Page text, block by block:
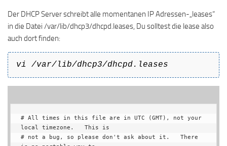
Der DHCP Server schreibt alle momentanen IP Adressen-„leases“
in die Datei /var/lib/dhcp3/dhcpd.leases, Du solltest die lease also
auch dort finden:
vi /var/lib/dhcp3/dhcpd.leases
# All times in this file are in UTC (GMT), not your
local timezone.   This is
# not a bug, so please don't ask about it.   There